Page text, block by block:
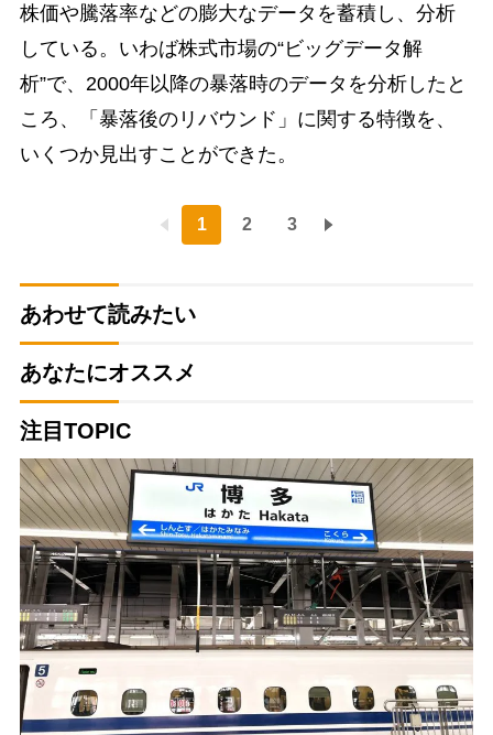
株価や騰落率などの膨大なデータを蓄積し、分析
している。いわば株式市場の“ビッグデータ解
析”で、2000年以降の暴落時のデータを分析したと
ころ、「暴落後のリバウンド」に関する特徴を、
いくつか見出すことができた。
1 2 3
あわせて読みたい
あなたにオススメ
注目TOPIC